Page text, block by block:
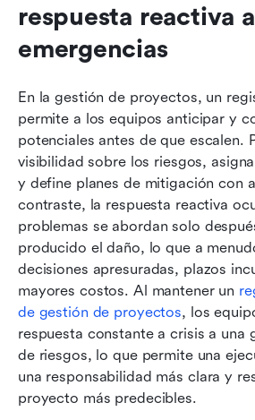
respuesta reactiva a
emergencias
En la gestión de proyectos, un
permite a los equipos anticipar y
potenciales antes de que escalen.
visibilidad sobre los riesgos,
y define planes de mitigación con
contraste, la respuesta reactiva
problemas se abordan solo
producido el daño, lo que a
decisiones apresuradas, plazos
mayores costos. Al mantener un
de gestión de proyectos, los
respuesta constante a crisis a una
de riesgos, lo que permite una
una responsabilidad más clara y
proyecto más predecibles.